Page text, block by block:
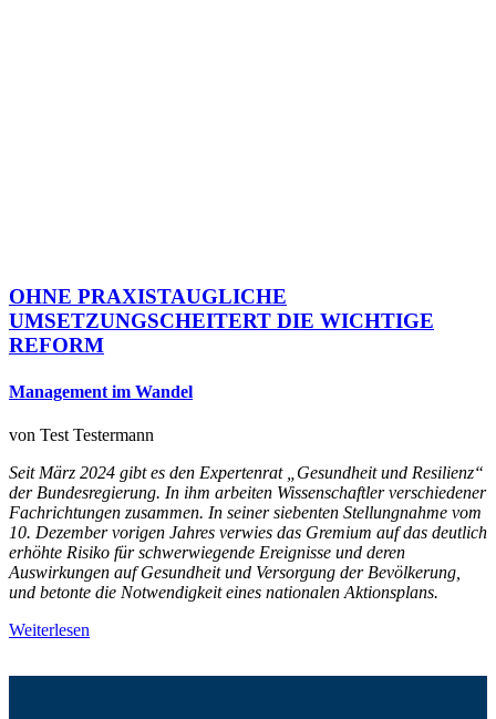
OHNE PRAXISTAUGLICHE
UMSETZUNGSCHEITERT DIE WICHTIGE
REFORM
Management im Wandel
von Test Testermann
Seit März 2024 gibt es den Expertenrat „Gesundheit und Resilienz“
der Bundesregierung. In ihm arbeiten Wissenschaftler verschiedener
Fachrichtungen zusammen. In seiner siebenten Stellungnahme vom
10. Dezember vorigen Jahres verwies das Gremium auf das deutlich
erhöhte Risiko für schwerwiegende Ereignisse und deren
Auswirkungen auf Gesundheit und Versorgung der Bevölkerung,
und betonte die Notwendigkeit eines nationalen Aktionsplans.
Weiterlesen